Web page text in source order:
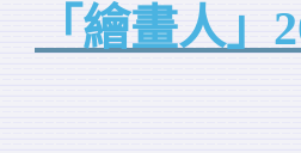
「繪畫人」